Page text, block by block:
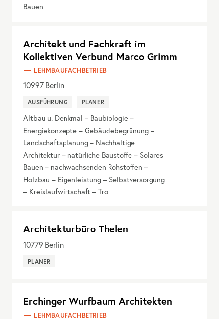
Bauen.
Architekt und Fachkraft im
Kollektiven Verbund Marco Grimm
LEHMBAUFACHBETRIEB
10997 Berlin
AUSFÜHRUNG PLANER
Altbau u. Denkmal – Baubiologie –
Energiekonzepte – Gebäudebegrünung –
Landschaftsplanung – Nachhaltige
Architektur – natürliche Baustoffe – Solares
Bauen – nachwachsenden Rohstoffen –
Holzbau – Eigenleistung – Selbstversorgung
– Kreislaufwirtschaft – Tro
Architekturbüro Thelen
10779 Berlin
PLANER
Erchinger Wurfbaum Architekten
LEHMBAUFACHBETRIEB